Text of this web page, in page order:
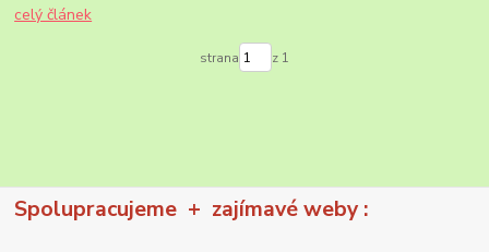
celý článek
strana z 1
Spolupracujeme + zajímavé weby :